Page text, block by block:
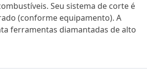
Seu sistema de corte é
(conforme equipamento). A
ferramentas diamantadas de alto